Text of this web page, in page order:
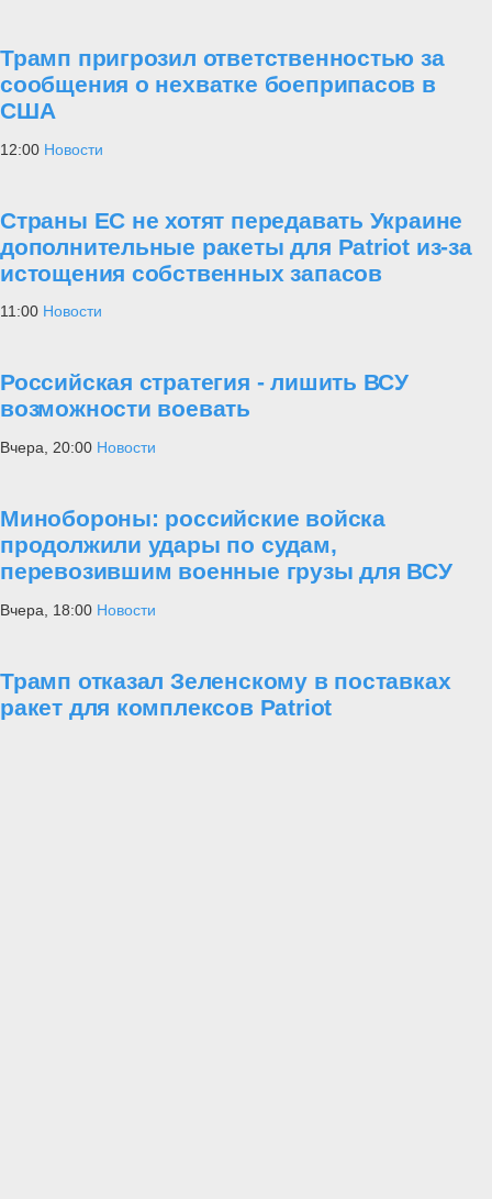
Трамп пригрозил ответственностью за
сообщения о нехватке боеприпасов в
США
12:00 Новости
Страны ЕС не хотят передавать Украине
дополнительные ракеты для Patriot из-за
истощения собственных запасов
11:00 Новости
Российская стратегия - лишить ВСУ
возможности воевать
Вчера, 20:00 Новости
Минобороны: российские войска
продолжили удары по судам,
перевозившим военные грузы для ВСУ
Вчера, 18:00 Новости
Трамп отказал Зеленскому в поставках
ракет для комплексов Patriot